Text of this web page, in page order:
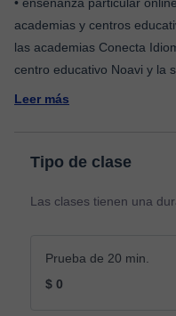
academias y centros
las academias Conecta
centro educativo Noavi y la
Leer más
Tipo de clase
Las clases tienen una
Prueba de 20 min.
$ 0